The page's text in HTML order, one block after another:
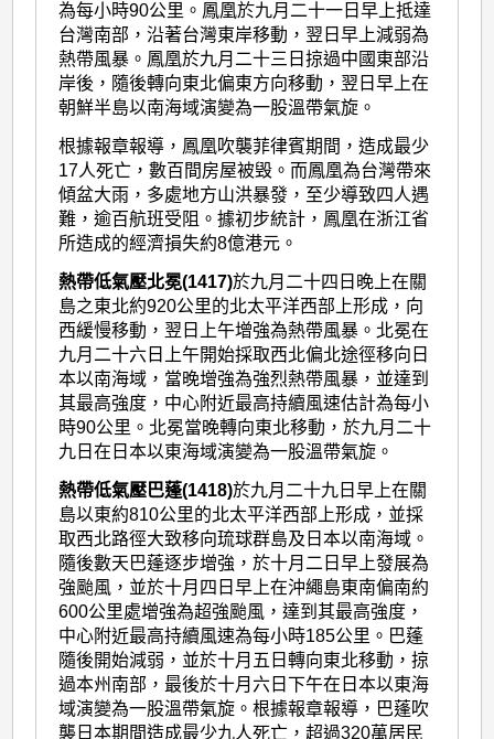
為每小時90公里。鳳凰於九月二十一日早上抵達
台灣南部，沿著台灣東岸移動，翌日早上減弱為
熱帶風暴。鳳凰於九月二十三日掠過中國東部沿
岸後，隨後轉向東北偏東方向移動，翌日早上在
朝鮮半島以南海域演變為一股溫帶氣旋。
根據報章報導，鳳凰吹襲菲律賓期間，造成最少
17人死亡，數百間房屋被毁。而鳳凰為台灣帶來
傾盆大雨，多處地方山洪暴發，至少導致四人遇
難，逾百航班受阻。據初步統計，鳳凰在浙江省
所造成的經濟損失約8億港元。
熱帶低氣壓北冕(1417)於九月二十四日晚上在關
島之東北約920公里的北太平洋西部上形成，向
西緩慢移動，翌日上午增強為熱帶風暴。北冕在
九月二十六日上午開始採取西北偏北途徑移向日
本以南海域，當晚增強為強烈熱帶風暴，並達到
其最高強度，中心附近最高持續風速估計為每小
時90公里。北冕當晚轉向東北移動，於九月二十
九日在日本以東海域演變為一股溫帶氣旋。
熱帶低氣壓巴蓬(1418)於九月二十九日早上在關
島以東約810公里的北太平洋西部上形成，並採
取西北路徑大致移向琉球群島及日本以南海域。
隨後數天巴蓬逐步增強，於十月二日早上發展為
強颱風，並於十月四日早上在沖繩島東南偏南約
600公里處增強為超強颱風，達到其最高強度，
中心附近最高持續風速為每小時185公里。巴蓬
隨後開始減弱，並於十月五日轉向東北移動，掠
過本州南部，最後於十月六日下午在日本以東海
域演變為一股溫帶氣旋。根據報章報導，巴蓬吹
襲日本期間造成最少九人死亡，超過320萬居民